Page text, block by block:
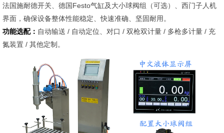
法国施耐德开关、德国Festo气缸及大小球阀组（可选）、西门子人机
界面，确保设备整体性能稳定、快速准确、坚固耐用。
功能选配： 自动输送 / 自动定位、对口 / 双枪双计量 / 多枪多计量 / 充
氮装置 / 其他定制。